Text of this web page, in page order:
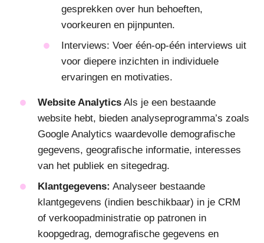
gesprekken over hun behoeften,
voorkeuren en pijnpunten.
Interviews: Voer één-op-één interviews uit
voor diepere inzichten in individuele
ervaringen en motivaties.
Website Analytics Als je een bestaande
website hebt, bieden analyseprogramma’s zoals
Google Analytics waardevolle demografische
gegevens, geografische informatie, interesses
van het publiek en sitegedrag.
Klantgegevens: Analyseer bestaande
klantgegevens (indien beschikbaar) in je CRM
of verkoopadministratie op patronen in
koopgedrag, demografische gegevens en